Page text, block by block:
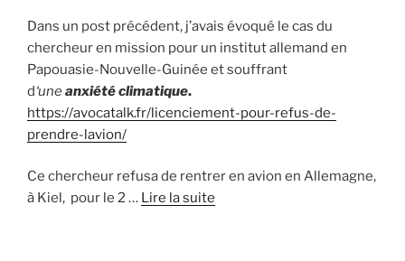
Dans un post précédent, j’avais évoqué le cas du
chercheur en mission pour un institut allemand en
Papouasie-Nouvelle-Guinée et souffrant
d‘uneanxiété climatique.
https://avocatalk.fr/licenciement-pour-refus-de-
prendre-lavion/
Ce chercheur refusa de rentrer en avion en Allemagne,
à Kiel, pour le 2 … Lire la suite